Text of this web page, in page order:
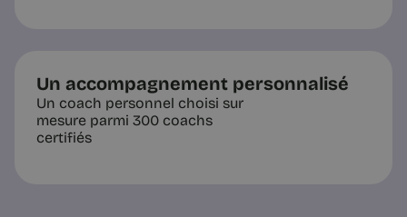
Un accompagnement personnalisé
Un coach personnel choisi sur
mesure parmi 300 coachs
certifiés